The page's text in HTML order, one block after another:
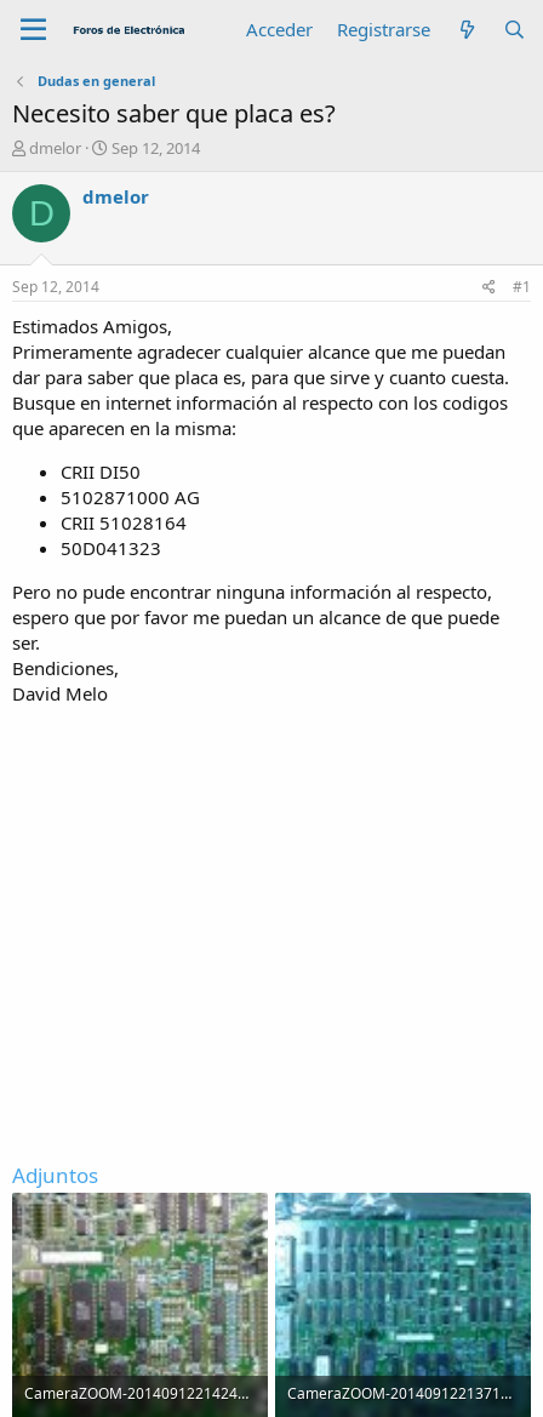
Acceder Registrarse
Dudas en general
Necesito saber que placa es?
A
t
r
dmelor
F
c
n
c
i
o
Sep 12, 2014
D dmelor
Sep 12, 2014 #1
Estimados Amigos,
Primeramente agradecer cualquier alcance que me puedan
dar para saber que placa es, para que sirve y cuanto cuesta.
Busque en internet información al respecto con los codigos
que aparecen en la misma:
CRII DI50
5102871000 AG
CRII 51028164
50D041323
Pero no pude encontrar ninguna información al respecto,
espero que por favor me puedan un alcance de que puede
ser.
Bendiciones,
David Melo
Adjuntos
CameraZOOM-20140912214244631.jpg
CameraZOOM-20140912213719392.jpg